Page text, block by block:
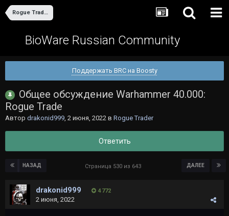
Rogue Trader
BioWare Russian Community
Поддержать BRC на Boosty
Общее обсуждение Warhammer 40.000:
Rogue Trade
Автор drakonid999, 2 июня, 2022 в Rogue Trader
Ответить
НАЗАД ДАЛЕЕ
Страница 530 из 643
drakonid999 4 772
2 июня, 2022